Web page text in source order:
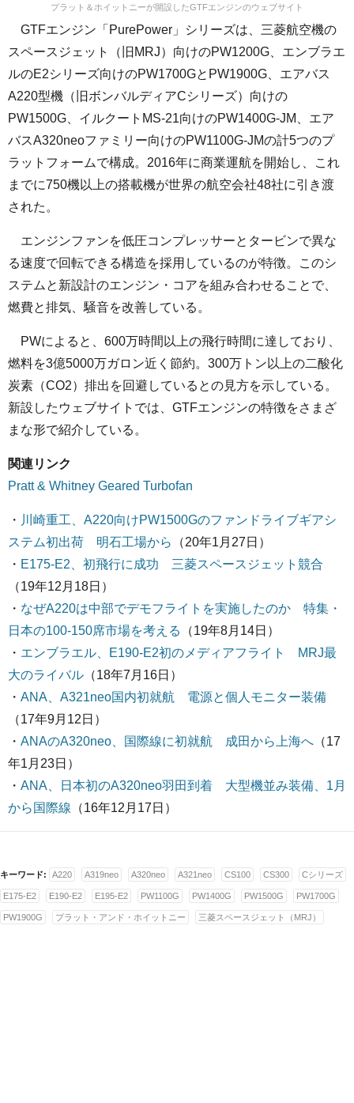
プラット＆ホイットニーが開設したGTFエンジンのウェブサイト
GTFエンジン「PurePower」シリーズは、三菱航空機の
スペースジェット（旧MRJ）向けのPW1200G、エンブラエ
ルのE2シリーズ向けのPW1700GとPW1900G、エアバス
A220型機（旧ボンバルディアCシリーズ）向けの
PW1500G、イルクートMS-21向けのPW1400G-JM、エア
バスA320neoファミリー向けのPW1100G-JMの計5つのプ
ラットフォームで構成。2016年に商業運航を開始し、これ
までに750機以上の搭載機が世界の航空会社48社に引き渡
された。
エンジンファンを低圧コンプレッサーとタービンで異な
る速度で回転できる構造を採用しているのが特徴。このシ
ステムと新設計のエンジン・コアを組み合わせることで、
燃費と排気、騒音を改善している。
PWによると、600万時間以上の飛行時間に達しており、
燃料を3億5000万ガロン近く節約。300万トン以上の二酸化
炭素（CO2）排出を回避しているとの見方を示している。
新設したウェブサイトでは、GTFエンジンの特徴をさまざ
まな形で紹介している。
関連リンク
Pratt & Whitney Geared Turbofan
・ 川崎重工、A220向けPW1500Gのファンドライブギアシ
ステム初出荷 明石工場から
（20年1月27日）
・ E175-E2、初飛行に成功 三菱スペースジェット競合
（19年12月18日）
・ なぜA220は中部でデモフライトを実施したのか 特集・
日本の100-150席市場を考える
（19年8月14日）
・ エンブラエル、E190-E2初のメディアフライト MRJ最
大のライバル （18年7月16日）
・ ANA、A321neo国内初就航 電源と個人モニター装備
（17年9月12日）
・ ANAのA320neo、国際線に初就航 成田から上海へ （17
年1月23日）
・ ANA、日本初のA320neo羽田到着 大型機並み装備、1月
から国際線 （16年12月17日）
キーワード: A220 A319neo A320neo A321neo CS100 CS300 Cシリーズ
E175-E2 E190-E2 E195-E2 PW1100G PW1400G PW1500G PW1700G
PW1900G プラット・アンド・ホイットニー 三菱スペースジェット（MRJ）